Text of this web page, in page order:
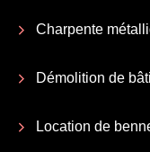
Charpente
Démolition de
Location de